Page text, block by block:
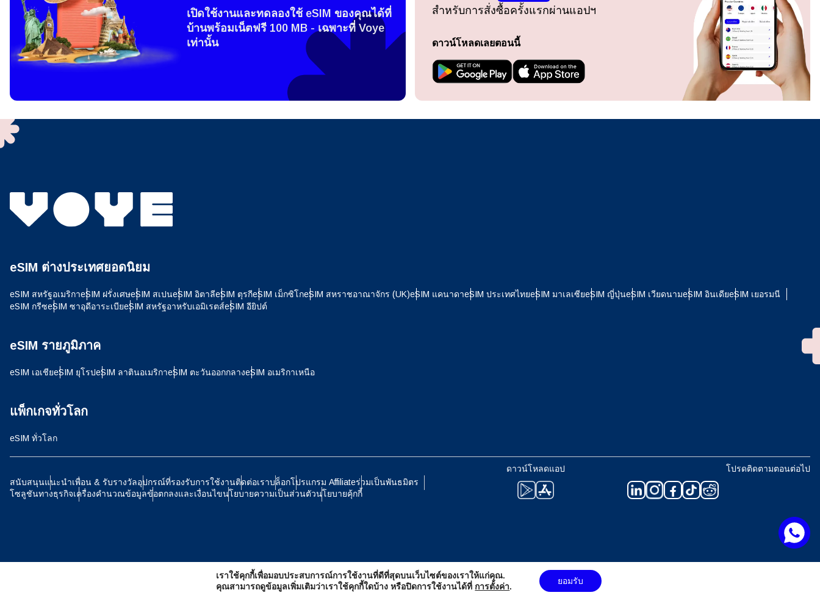
ฉันจะรับ eSIM ได้อย่างไร?
ในการรับ eSIM ของคุณ ให้เริ่มด้วยการตรวจสอบว่าอุปกรณ์ของคุณรองรับ
เทคโนโลยี eSIM หรือไม่ จากนั้นติดต่อเครือข่ายมือถือของคุณเพื่อขอเปิดใช้
ใช้งานให้คุณนำไปสแกนหรือกรอกในส่วนการตั้งค่าอุปกรณ์ เมื่อเปิดใช้งาน
เปิดใช้งานและทดลองใช้ eSIM ของคุณได้ที่
บ้านพร้อมเน็ตฟรี 100 MB - เฉพาะที่ Voye
เท่านั้น
สำหรับการสั่งซื้อครั้งแรกผ่านแอปฯ
ดาวน์โหลดเลยตอนนี้
eSIM ต่างประเทศยอดนิยม
eSIM สหรัฐอเมริกาeSIM ฝรั่งเศษeSIM สเปนeSIM อิตาลีeSIM ตุรกีeSIM เม็กซิโกeSIM สหราชอาณาจักร (UK)eSIM แคนาดาeSIM ประเทศไทยeSIM มาเลเซียeSIM ญี่ปุ่นeSIM เวียดนามeSIM อินเดียeSIM เยอรมนี
eSIM กรีซeSIM ซาอุดีอาระเบียeSIM สหรัฐอาหรับเอมิเรตส์eSIM อียิปต์
eSIM รายภูมิภาค
eSIM เอเชียeSIM ยุโรปeSIM ลาตินอเมริกาeSIM ตะวันออกกลางeSIM อเมริกาเหนือ
แพ็กเกจทั่วโลก
eSIM ทั่วโลก
สนับสนุนแนะนำเพื่อน & รับรางวัลอุปกรณ์ที่รองรับการใช้งานติดต่อเราบล็อกโปรแกรม Affiliateร่วมเป็นพันธมิตร
โซลูชันทางธุรกิจเครื่องคำนวณข้อมูลข้อตกลงและเงื่อนไขนโยบายความเป็นส่วนตัวนโยบายคุ้กกี้
ดาวน์โหลดแอป โปรดติดตามตอนต่อไป
English
Polski
简体中文 繁體中文
CAD - ดอลลาร์แคนาดา
CHF - ฟรังก์สวิส NZD - ดอลลาร์นิวซีแลนด์
เข้าสู่ระบบหรือสมัครสมาชิก
ดำเนินการต่อยังบัญชีของคุณหรือสร้างบัญชีใหม่ในไม่กี่วินาที
เราใช้คุกกี้เพื่อมอบประสบการณ์การใช้งานที่ดีที่สุดบนเว็บไซต์ของเราให้แก่คุณ.
คุณสามารถดูข้อมูลเพิ่มเติมว่าเราใช้คุกกี้ใดบ้าง หรือปิดการใช้งานได้ที่ การตั้งค่า.
ยอมรับ